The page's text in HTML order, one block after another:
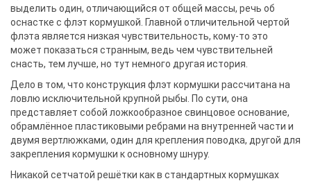
выделить один, отличающийся от общей массы, речь об
оснастке с флэт кормушкой. Главной отличительной чертой
флэта является низкая чувствительность, кому-то это
может показаться странным, ведь чем чувствительней
снасть, тем лучше, но тут немного другая история.
Дело в том, что конструкция флэт кормушки рассчитана на
ловлю исключительной крупной рыбы. По сути, она
представляет собой ложкообразное свинцовое основание,
обрамлённое пластиковыми ребрами на внутренней части и
двумя вертлюжками, один для крепления поводка, другой для
закрепления кормушки к основному шнуру.
Никакой сетчатой решётки как в стандартных кормушках